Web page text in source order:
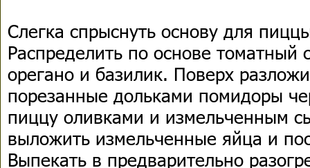
Слегка спрыснуть основу для
Распределить по основе томатный
орегано и базилик. Поверх
порезанные дольками помидоры
пиццу оливками и измельченным
выложить измельченные яйца и
Выпекать в предварительно